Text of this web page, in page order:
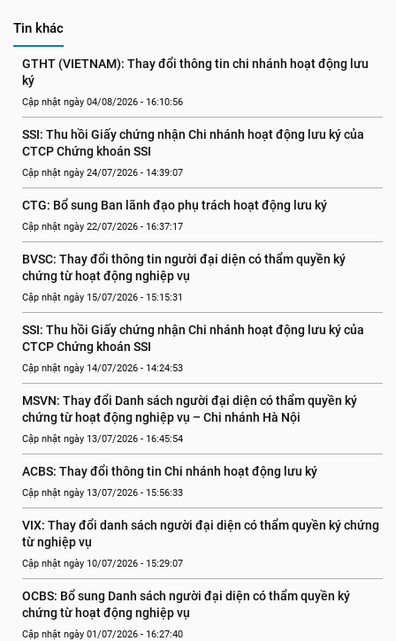
Tin khác
GTHT (VIETNAM): Thay đổi thông tin chi nhánh hoạt động lưu
ký
Cập nhật ngày 04/08/2026 - 16:10:56
SSI: Thu hồi Giấy chứng nhận Chi nhánh hoạt động lưu ký của
CTCP Chứng khoán SSI
Cập nhật ngày 24/07/2026 - 14:39:07
CTG: Bổ sung Ban lãnh đạo phụ trách hoạt động lưu ký
Cập nhật ngày 22/07/2026 - 16:37:17
BVSC: Thay đổi thông tin người đại diện có thẩm quyền ký
chứng từ hoạt động nghiệp vụ
Cập nhật ngày 15/07/2026 - 15:15:31
SSI: Thu hồi Giấy chứng nhận Chi nhánh hoạt động lưu ký của
CTCP Chứng khoán SSI
Cập nhật ngày 14/07/2026 - 14:24:53
MSVN: Thay đổi Danh sách người đại diện có thẩm quyền ký
chứng từ hoạt động nghiệp vụ – Chi nhánh Hà Nội
Cập nhật ngày 13/07/2026 - 16:45:54
ACBS: Thay đổi thông tin Chi nhánh hoạt động lưu ký
Cập nhật ngày 13/07/2026 - 15:56:33
VIX: Thay đổi danh sách người đại diện có thẩm quyền ký chứng
từ nghiệp vụ
Cập nhật ngày 10/07/2026 - 15:29:07
OCBS: Bổ sung Danh sách người đại diện có thẩm quyền ký
chứng từ hoạt động nghiệp vụ
Cập nhật ngày 01/07/2026 - 16:27:40